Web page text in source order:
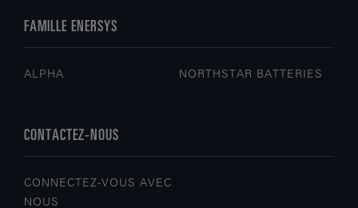
FAMILLE ENERSYS
ALPHA NORTHSTAR BATTERIES
CONTACTEZ-NOUS
CONNECTEZ-VOUS AVEC
NOUS